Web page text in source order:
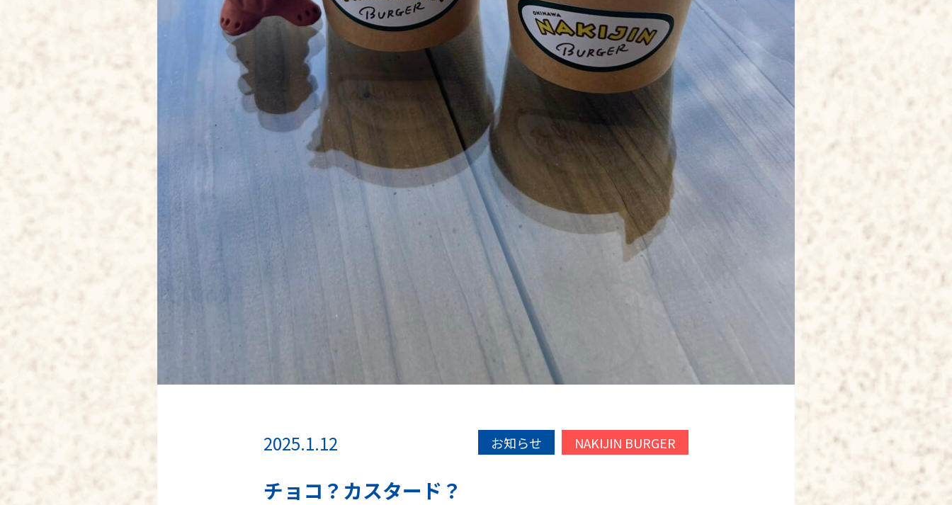
2025.1.12 お知らせ NAKIJIN BURGER
チョコ？カスタード？